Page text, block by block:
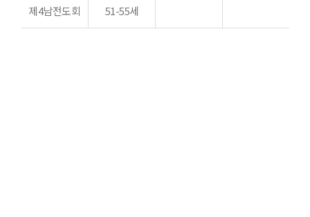
제4남전도회 51-55세